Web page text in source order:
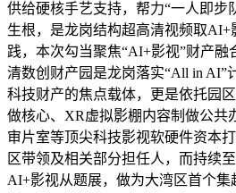
供给硬核手艺支持，帮力“一人即步
生根，是龙岗结构超高清视频取AI+
践，本次勾当聚焦“AI+影视”财产融
清数创财产园是龙岗落实“All in AI”
科技财产的焦点载体，更是依托园
做核心、XR虚拟影棚内容制做公共
审片室等顶尖科技影视软硬件资本
区带领及相关部分担任人，而持续
AI+影视从题展，做为大湾区首个集